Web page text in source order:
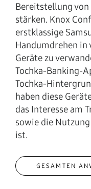
Bereitstellung
stärken. Knox
erstklassige
Handumdrehen in
Geräte zu
Tochka-Banking-
Tochka-
haben diese
das Interesse am
sowie die
ist.
GESAMTEN